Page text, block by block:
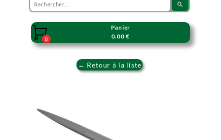
search

0
Panier
0.00 €
← Retour à la liste